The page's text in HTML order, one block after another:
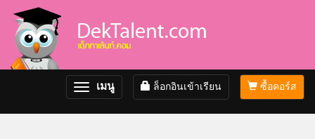
ซื้อคอร์ส
ล็อกอินเข้าเรียน
Toggle
navigation
เมนู